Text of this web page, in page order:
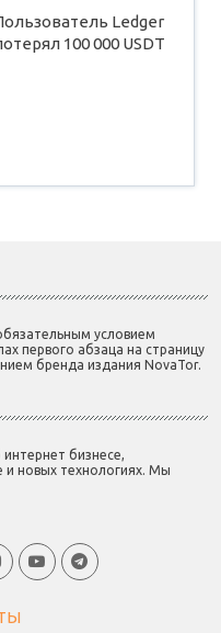
Ledger
100 000 USDT
условием
первого абзаца на страницу
бренда издания NovaTor.
бизнесе,
и новых технологиях. Мы